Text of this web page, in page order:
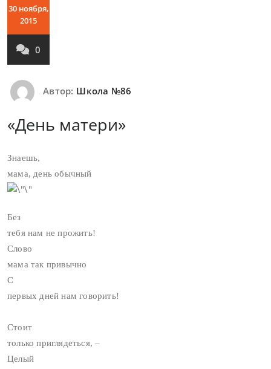
30 ноября,
2015
0
Автор: Школа №86
«День матери»
Знаешь,
мама, день обычный
Без
тебя нам не прожить!
Слово
мама так привычно
С
первых дней нам говорить!
Стоит
только приглядеться, –
Целый